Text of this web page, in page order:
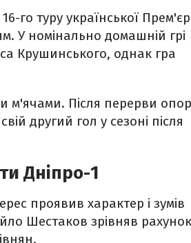
го туру української
У номінально домашній грі
Крушинського, однак гра
м'ячами. Після перерви
другий гол у сезоні після
Дніпро-1
проявив характер і зумів
Шестаков зрівняв